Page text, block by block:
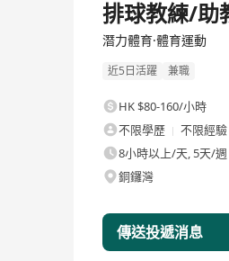
排球教練/助
潛力體育·體育運動
近5日活躍 兼職
HK $80-160/小時
不限學歷
不限經驗
8小時以上/天, 5天/週
銅鑼灣
傳送投遞消息